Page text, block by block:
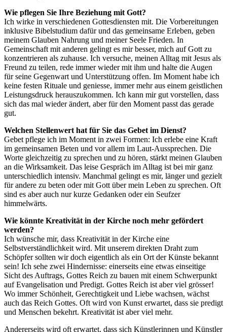
Wie pflegen Sie Ihre Beziehung mit Gott?
Ich wirke in verschiedenen Gottesdiensten mit. Die Vorbereitungen
inklusive Bibelstudium dafür und das gemeinsame Erleben, geben
meinem Glauben Nahrung und meiner Seele Frieden. In
Gemeinschaft mit anderen gelingt es mir besser, mich auf Gott zu
konzentrieren als zuhause. Ich versuche, meinen Alltag mit Jesus als
Freund zu teilen, rede immer wieder mit ihm und halte die Augen
für seine Gegenwart und Unterstützung offen. Im Moment habe ich
keine festen Rituale und geniesse, immer mehr aus einem geistlichen
Leistungsdruck herauszukommen. Ich kann mir gut vorstellen, dass
sich das mal wieder ändert, aber für den Moment passt das gerade
gut.
Welchen Stellenwert hat für Sie das Gebet im Dienst?
Gebet pflege ich im Moment in zwei Formen: Ich erlebe eine Kraft
im gemeinsamen Beten und vor allem im Laut-Aussprechen. Die
Worte gleichzeitig zu sprechen und zu hören, stärkt meinen Glauben
an die Wirksamkeit. Das leise Gespräch im Alltag ist bei mir ganz
unterschiedlich intensiv. Manchmal gelingt es mir, länger und gezielt
für andere zu beten oder mit Gott über mein Leben zu sprechen. Oft
sind es aber auch nur kurze Gedanken oder ein Seufzer
himmelwärts.
Wie könnte Kreativität in der Kirche noch mehr gefördert
werden?
Ich wünsche mir, dass Kreativität in der Kirche eine
Selbstverständlichkeit wird. Mit unserem direkten Draht zum
Schöpfer sollten wir doch eigentlich als ein Ort der Künste bekannt
sein! Ich sehe zwei Hindernisse: einerseits eine etwas einseitige
Sicht des Auftrags, Gottes Reich zu bauen mit einem Schwerpunkt
auf Evangelisation und Predigt. Gottes Reich ist aber viel grösser!
Wo immer Schönheit, Gerechtigkeit und Liebe wachsen, wächst
auch das Reich Gottes. Oft wird von Kunst erwartet, dass sie predigt
und Menschen bekehrt. Kreativität ist aber viel mehr.
Andererseits wird oft erwartet, dass sich Künstlerinnen und Künstler